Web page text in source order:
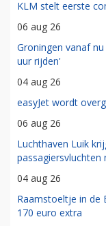
KLM stelt eerste
06 aug 26
Groningen vanaf
uur rijden'
04 aug 26
easyJet wordt
06 aug 26
Luchthaven Luik
04 aug 26
Raamstoeltje in de
170 euro extra